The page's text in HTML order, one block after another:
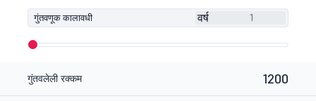
गुंतवणूक कालावधी वर्ष
गुंतवलेली रक्कम 1200